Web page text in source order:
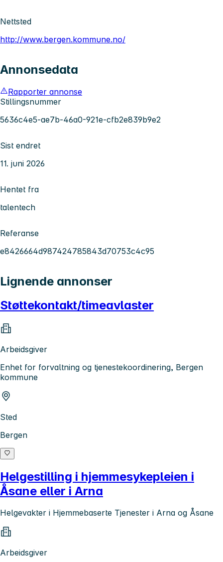
Nettsted
http://www.bergen.kommune.no/
Annonsedata
Rapporter annonse
Stillingsnummer
5636c4e5-ae7b-46a0-921e-cfb2e839b9e2
Sist endret
11. juni 2026
Hentet fra
talentech
Referanse
e8426664d987424785843d70753c4c95
Lignende annonser
Støttekontakt/timeavlaster
Arbeidsgiver
Enhet for forvaltning og tjenestekoordinering, Bergen
kommune
Sted
Bergen
Helgestilling i hjemmesykepleien i
Åsane eller i Arna
Helgevakter i Hjemmebaserte Tjenester i Arna og Åsane
Arbeidsgiver